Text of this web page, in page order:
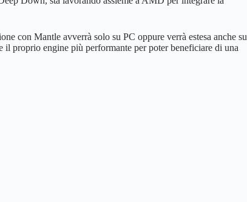
con Mantle avverrà solo su PC oppure verrà estesa anche su
proprio engine più performante per poter beneficiare di una